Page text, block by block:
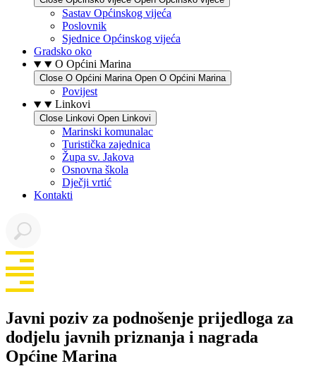
Sastav Općinskog vijeća
Poslovnik
Sjednice Općinskog vijeća
Gradsko oko
O Općini Marina
Close O Općini Marina Open O Općini Marina
Povijest
Linkovi
Close Linkovi Open Linkovi
Marinski komunalac
Turistička zajednica
Župa sv. Jakova
Osnovna škola
Dječji vrtić
Kontakti
Javni poziv za podnošenje prijedloga za
dodjelu javnih priznanja i nagrada
Općine Marina